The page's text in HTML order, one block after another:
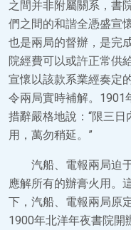
之間并非附屬關系，書
們之間的和諧全憑盛宣
也是兩局的督辦，是完
院經費可以或許正常供
宣懷以該款系業經奏定
令兩局實時補解。1901
措辭嚴格地說：“限三
用，萬勿稍延。”
汽船、電報兩局迫
應解所有的辦膏火用。
下，汽船、電報兩局原
1900年北洋年夜書院開